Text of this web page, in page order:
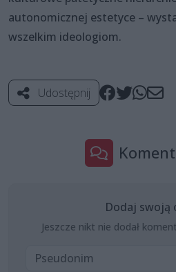
autonomicznej estetyce –
wszelkim ideologiom.
Udostępnij
Dodaj swoją
Jeszcze nikt nie dodał